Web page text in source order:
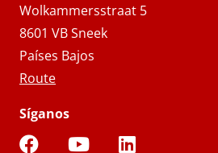
Wolkammersstraat 5
8601 VB Sneek
Países Bajos
Route
Síganos